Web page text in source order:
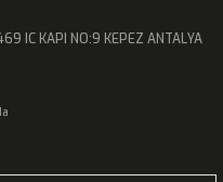
IC KAPI NO:9 KEPEZ ANTALYA